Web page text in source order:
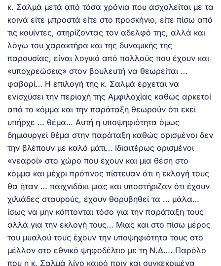
κ. Σαλμά μετά από τόσα χρόνια που ασχολείται με τα
κοινά είτε μπροστά είτε στο προσκήνιο, είτε πίσω από
τις κουίντες, στηρίζοντας τον αδελφό της, αλλά και
λόγω του χαρακτήρα και της δυναμικής της
παρουσίας, είναι λογικό από πολλούς που έχουν και
«υποχρεώσεις» στον βουλευτή να θεωρείται …
φαβορί… Η επιλογή της κ. Σαλμά έρχεται να
ενισχύσει την περιοχή της Αμφιλοχίας καθώς αρκετοί
από το κόμμα και την παράταξη θεωρούν ότι εκεί
υπήρχε … θέμα… Αυτή η υποψηφιότητα όμως
δημιουργεί θέμα στην παράταξη καθώς ορισμένοι δεν
την βλέπουν με καλό μάτι… Ιδιαιτέρως ορισμένοι
«νεαροί» στο χώρο που έχουν και μια θέση στο
κόμμα και μέχρι πρότινος πίστευαν ότι η εκλογή τους
θα ήταν … παιχνιδάκι μιας και υποστήριζαν ότι έχουν
χιλιάδες σταυρούς, έχουν θορυβηθεί τα … μάλα…
ίσως να μην κόπτονται τόσο για την παράταξη τους
αλλά για την εκλογή τους… Μιας και στο πίσω μέρος
του μυαλού τους έχουν την υποψηφιότητα τους στο
μέλλον στο εθνικό ψηφοδέλτιο με τη Ν.Δ…. Παρόλο
που η κ. Σαλμά λίγο καιρό πριν και συγκεκριμένα